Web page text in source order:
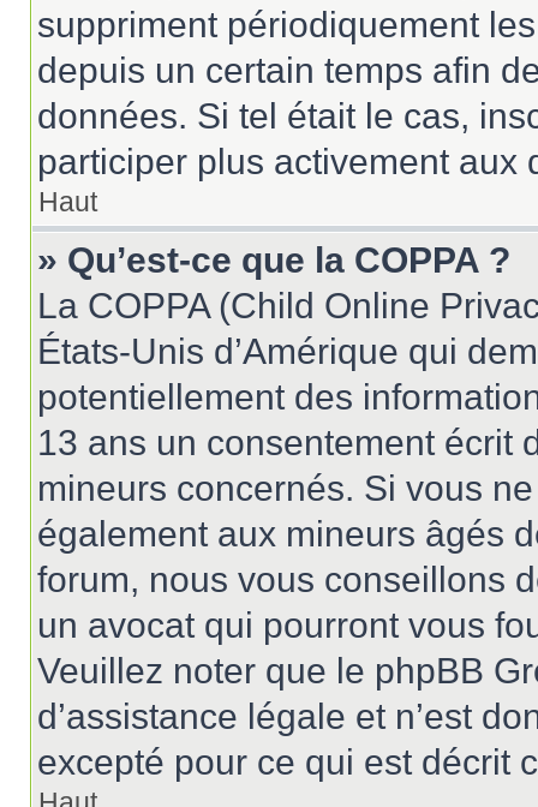
suppriment périodiquement
depuis un certain temps afin
données. Si tel était le cas,
participer plus activement aux
Haut
» Qu’est-ce que la COPPA ?
La COPPA (Child Online
États-Unis d’Amérique qui
potentiellement des
13 ans un consentement écrit
mineurs concernés. Si vous
également aux mineurs âgés
forum, nous vous conseillons
un avocat qui pourront vous
Veuillez noter que le phpBB
d’assistance légale et n’est
excepté pour ce qui est décrit